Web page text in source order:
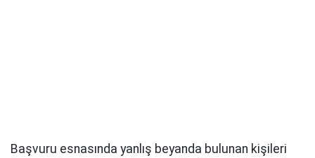
Başvuru esnasında yanlış beyanda bulunan kişileri